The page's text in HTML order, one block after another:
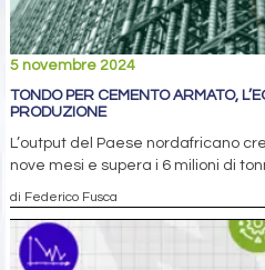
5 novembre 2024
TONDO PER CEMENTO ARMATO,
PRODUZIONE
L’output del Paese nordafricano
nove mesi e supera i 6 milioni di
di Federico Fusca